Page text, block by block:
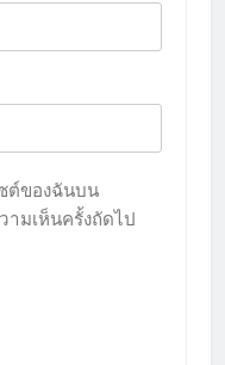
ต์ของฉันบน
ามเห็นครั้งถัดไป